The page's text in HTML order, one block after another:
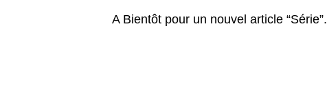
A Bientôt pour un nouvel article “Série”.